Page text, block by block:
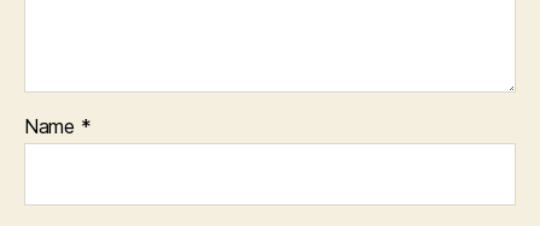
Name *